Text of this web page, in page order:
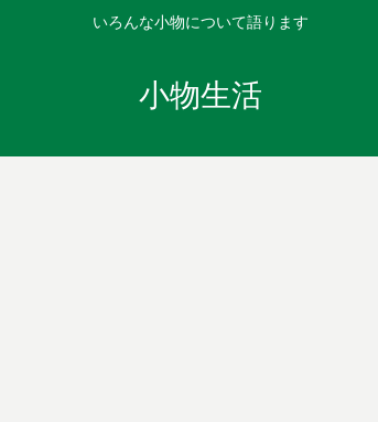
いろんな小物について語ります
小物生活